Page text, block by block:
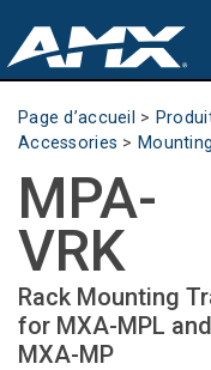
Produits
Partners
Où acheter
Formation
Page d’accueil >
Accessories > Mounting
MPA-
VRK
Rack Mounting
for MXA-MPL and
MXA-MP